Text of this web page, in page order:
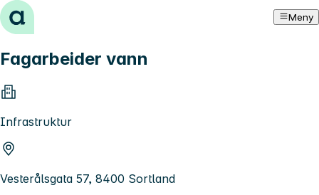
Hopp til innhold Meny
Fagarbeider vann
Infrastruktur
Vesterålsgata 57, 8400 Sortland